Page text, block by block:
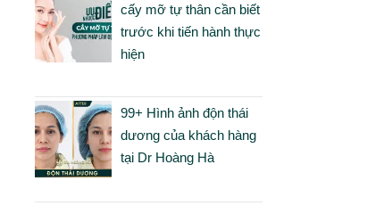
cấy mỡ tự thân cần biết
trước khi tiến hành thực
hiện
99+ Hình ảnh độn thái
dương của khách hàng
tại Dr Hoàng Hà